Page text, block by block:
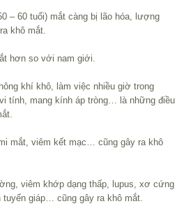
– 60 tuổi) mắt càng bị lão hóa, lượng
khô mắt.
hơn so với nam giới.
khí khô, làm việc nhiều giờ trong
tính, mang kính áp tròng… là những điều
mắt, viêm kết mạc… cũng gây ra khô
viêm khớp dạng thấp, lupus, xơ cứng
tuyến giáp… cũng gây ra khô mắt.